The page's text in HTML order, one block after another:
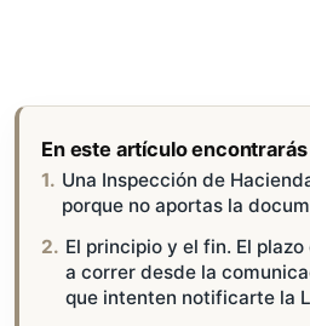
En este artículo encontrarás
Una Inspección de
porque no aportas la
El principio y el fin. El
a correr desde la
que intenten notificarte la